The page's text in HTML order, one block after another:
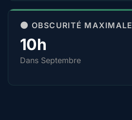
🌑 OBSCURITÉ MAXIMALE
10h
Dans Septembre